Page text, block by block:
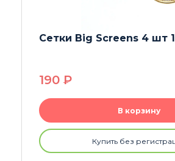
Сетки Big Screens 4 шт
190 P
В корзину
Купить без